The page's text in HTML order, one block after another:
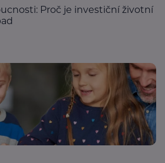
Proč je investiční životní